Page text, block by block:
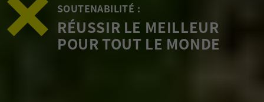
SOUTENABILITÉ :
RÉUSSIR LE MEILLEUR
POUR TOUT LE MONDE